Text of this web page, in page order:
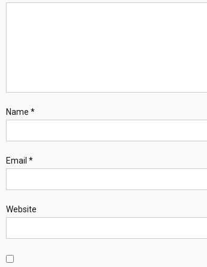
Name *
Email *
Website